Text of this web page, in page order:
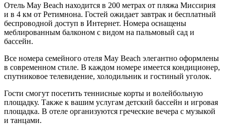
Отель May Beach находится в 200 метрах от пляжа Миссирия
и в 4 км от Ретимнона. Гостей ожидает завтрак и бесплатный
беспроводной доступ в Интернет. Номера оснащены
меблированным балконом с видом на пальмовый сад и
бассейн.
Все номера семейного отеля May Beach элегантно оформлены
в современном стиле. В каждом номере имеется кондиционер,
спутниковое телевидение, холодильник и гостиный уголок.
Гости смогут посетить теннисные корты и волейбольную
площадку. Также к вашим услугам детский бассейн и игровая
площадка. В отеле организуются греческие вечера с музыкой
и танцами.